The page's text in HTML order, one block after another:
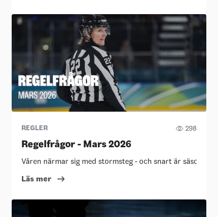
REGLER 298
Regelfrågor - Mars 2026
Våren närmar sig med stormsteg - och snart är
Läs mer